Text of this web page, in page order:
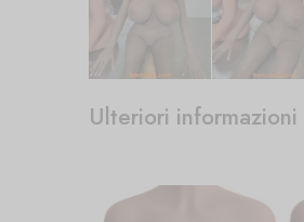
Ulteriori informazioni